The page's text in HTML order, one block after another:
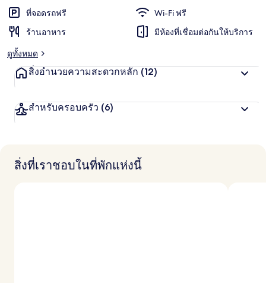
ที่จอดรถฟรี
Wi-Fi ฟรี
ร้านอาหาร
มีห้องที่เชื่อมต่อกันให้บริการ
ดูทั้งหมด
สิ่งอำนวยความสะดวกหลัก (12)
สำหรับครอบครัว (6)
สิ่งที่เราชอบในที่พักแห่งนี้